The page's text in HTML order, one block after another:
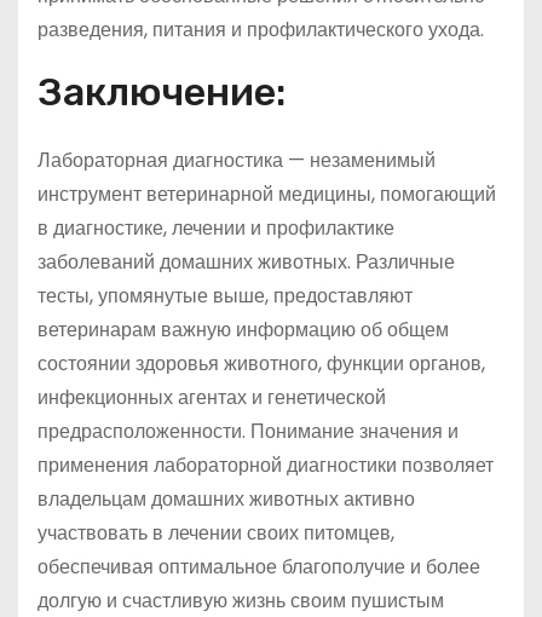
разведения, питания и профилактического ухода.
Заключение:
Лабораторная диагностика — незаменимый
инструмент ветеринарной медицины, помогающий
в диагностике, лечении и профилактике
заболеваний домашних животных. Различные
тесты, упомянутые выше, предоставляют
ветеринарам важную информацию об общем
состоянии здоровья животного, функции органов,
инфекционных агентах и ​​генетической
предрасположенности. Понимание значения и
применения лабораторной диагностики позволяет
владельцам домашних животных активно
участвовать в лечении своих питомцев,
обеспечивая оптимальное благополучие и более
долгую и счастливую жизнь своим пушистым